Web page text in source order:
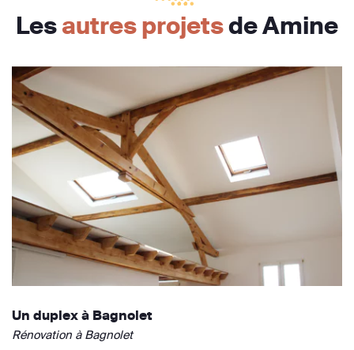
Lesautres projetsde Amine
Un duplex à Bagnolet
Rénovation à Bagnolet